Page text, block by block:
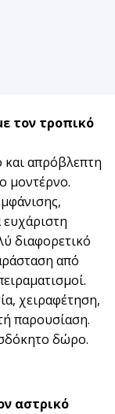
τον τροπικό
απρόβλεπτη
μοντέρνο.
διαφορετικό
από
χειραφέτηση,
παρουσίαση.
δώρο.
αστρικό